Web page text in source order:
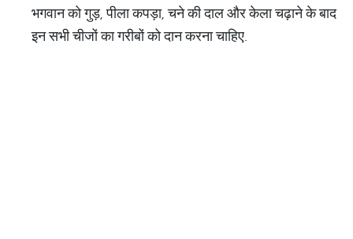
भगवान को गुड़, पीला कपड़ा, चने की दाल और केला चढ़ाने के बाद
इन सभी चीजों का गरीबों को दान करना चाहिए.